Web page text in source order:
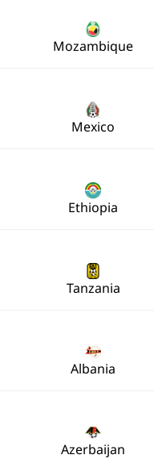
Mozambique
Mexico
Ethiopia
Tanzania
Albania
Azerbaijan